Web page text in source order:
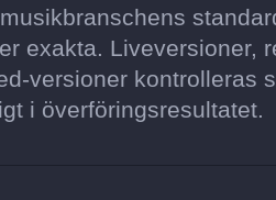
exakta. Liveversioner,
versioner kontrolleras
i överföringsresultatet.